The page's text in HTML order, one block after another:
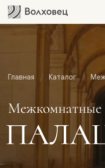
Главная Каталог
Межкомнатные